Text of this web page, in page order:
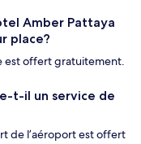
Amber Pattaya
place?
est offert gratuitement.
t-il un service de
de l’aéroport est offert